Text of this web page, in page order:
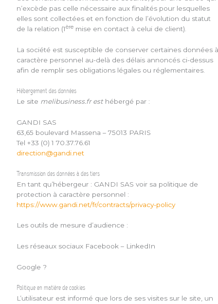
n’excède pas celle nécessaire aux finalités pour lesquelles
elles sont collectées et en fonction de l’évolution du statut
de la relation (1ère mise en contact à celui de client).
La société est susceptible de conserver certaines données
caractère personnel au-delà des délais annoncés ci-dessus
afin de remplir ses obligations légales ou réglementaires.
Hébergement des données
Le site melibusiness.fr esthébergé par :
GANDI SAS
63,65 boulevard Massena – 75013 PARIS
Tel +33 (0) 1 70.37.76.61
direction@gandi.net
Transmission des données à des tiers
En tant qu’hébergeur : GANDI SAS voir sa politique de
protection à caractère personnel :
https://www.gandi.net/fr/contracts/privacy-policy
Les outils de mesure d’audience :
Les réseaux sociaux Facebook – LinkedIn
Google ?
Politique en matière de cookies
L’utilisateur est informé que lors de ses visites sur le site, un